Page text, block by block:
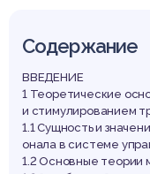
Содержание
ВВЕДЕНИЕ
1 Теоретические
и стимулированием
1.1 Сущность и
онала в системе
1.2 Основные теории